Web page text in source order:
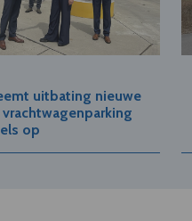
uitbating nieuwe
op